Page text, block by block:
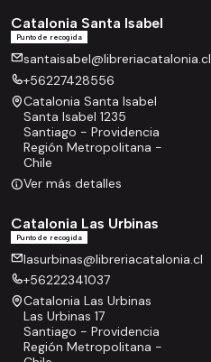
Catalonia Santa Isabel
Punto de recogida
santaisabel@libreriacatalonia.cl
+56227428556
Catalonia Santa Isabel
Santa Isabel 1235
Santiago - Providencia
Región Metropolitana -
Chile
Ver más detalles
Catalonia Las Urbinas
Punto de recogida
lasurbinas@libreriacatalonia.cl
+56222341037
Catalonia Las Urbinas
Las Urbinas 17
Santiago - Providencia
Región Metropolitana -